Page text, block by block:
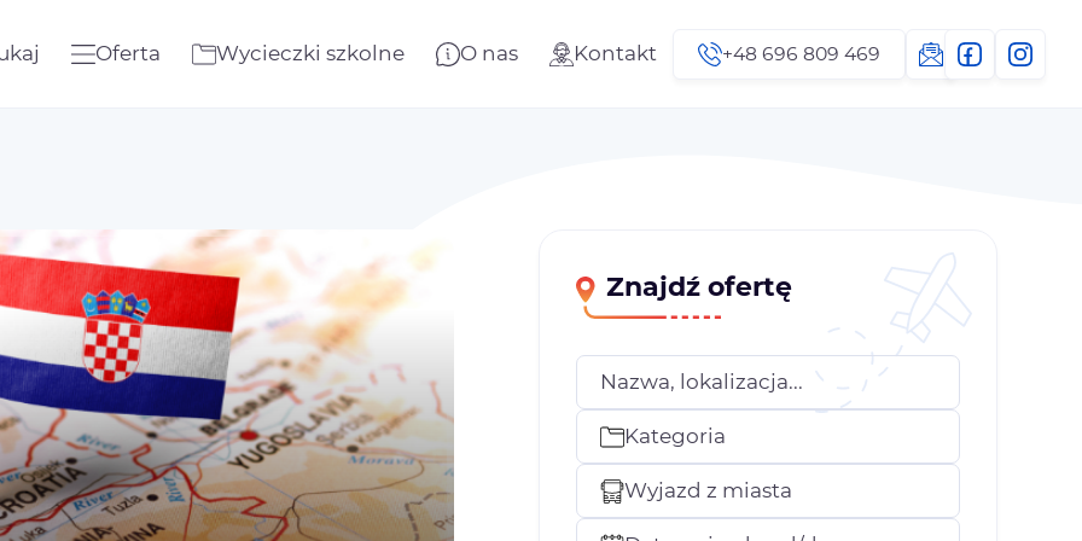
Oferta Wycieczki szkolne O nas Kontakt +48 696 809 469
Znajdź ofertę
Nazwa, lokalizacja...
Kategoria
Wyjazd z miasta